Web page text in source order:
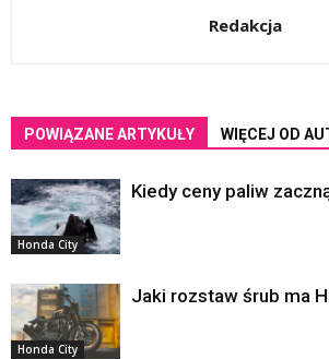
Redakcja
POWIĄZANE ARTYKUŁY WIĘCEJ OD
Honda City
Kiedy ceny paliw
Honda City
Jaki rozstaw śrub ma